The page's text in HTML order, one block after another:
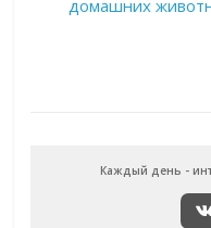
домашних
Каждый день -